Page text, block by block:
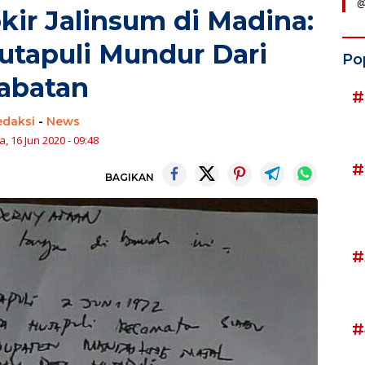
Jalinsum di Madina:
Mundur Dari
- News
16 Jun 2020 - 09:48
BAGIKAN